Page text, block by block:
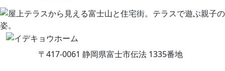
〒417-0061 静岡県富士市伝法 1335番地